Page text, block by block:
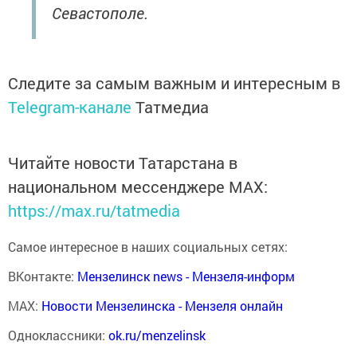
Севастополе.
Следите за самым важным и интересным в
Telegram-канале Татмедиа
Читайте новости Татарстана в
национальном мессенджере MАХ:
https://max.ru/tatmedia
Самое интересное в наших социальных сетях:
ВКонтакте: Мензелинск news - Мензеля-информ
MAX: Новости Мензелинска - Мензеля онлайн
Одноклассники: ok.ru/menzelinsk